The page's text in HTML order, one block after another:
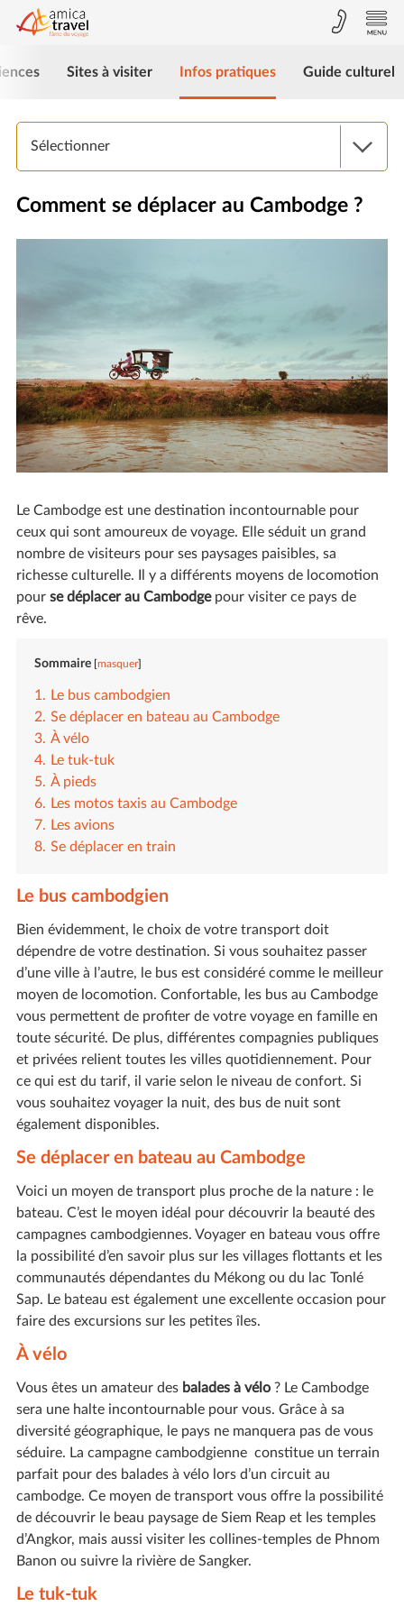
Sites à visiter Infos pratiques Guide culturel
Sélectionner
Comment se déplacer au Cambodge ?
Le Cambodge est une destination incontournable pour
ceux qui sont amoureux de voyage. Elle séduit un grand
nombre de visiteurs pour ses paysages paisibles, sa
richesse culturelle. Il y a différents moyens de locomotion
pour se déplacer au Cambodge pour visiter ce pays de
rêve.
Sommaire masquer
Le bus cambodgien
Se déplacer en bateau au Cambodge
À vélo
Le tuk-tuk
À pieds
Les motos taxis au Cambodge
Les avions
Se déplacer en train
Le bus cambodgien
Bien évidemment, le choix de votre transport doit
dépendre de votre destination. Si vous souhaitez passer
d’une ville à l’autre, le bus est considéré comme le meilleur
moyen de locomotion. Confortable, les bus au Cambodge
vous permettent de profiter de votre voyage en famille en
toute sécurité. De plus, différentes compagnies publiques
et privées relient toutes les villes quotidiennement. Pour
ce qui est du tarif, il varie selon le niveau de confort. Si
vous souhaitez voyager la nuit, des bus de nuit sont
également disponibles.
Se déplacer en bateau au Cambodge
Voici un moyen de transport plus proche de la nature : le
bateau. C’est le moyen idéal pour découvrir la beauté des
campagnes cambodgiennes. Voyager en bateau vous offre
la possibilité d’en savoir plus sur les villages flottants et les
communautés dépendantes du Mékong ou du lac Tonlé
Sap. Le bateau est également une excellente occasion pour
faire des excursions sur les petites îles.
À vélo
Vous êtes un amateur des balades à vélo? Le Cambodge
sera une halte incontournable pour vous. Grâce à sa
diversité géographique, le pays ne manquera pas de vous
séduire. La campagne cambodgienne constitue un terrain
parfait pour des balades à vélo lors d’un circuit au
cambodge. Ce moyen de transport vous offre la possibilité
de découvrir le beau paysage de Siem Reap et les temples
d’Angkor, mais aussi visiter les collines-temples de Phnom
Banon ou suivre la rivière de Sangker.
Le tuk-tuk